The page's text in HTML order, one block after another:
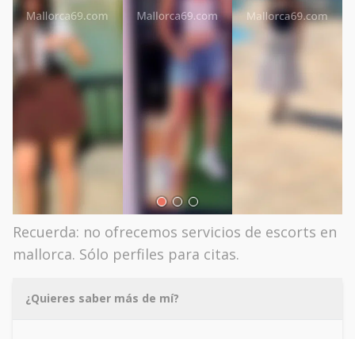
Recuerda: no ofrecemos servicios de escorts en
mallorca. Sólo perfiles para citas.
¿Quieres saber más de mí?